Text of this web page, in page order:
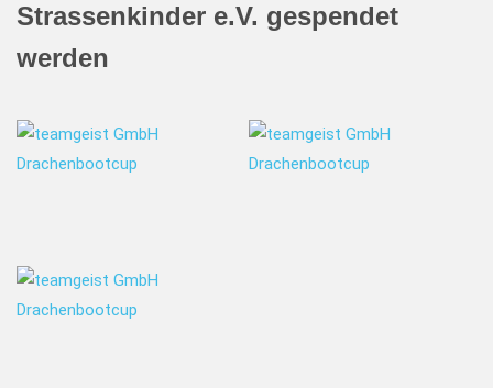
Strassenkinder e.V. gespendet
werden